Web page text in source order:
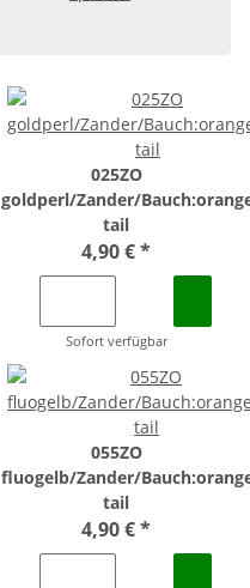
025ZO
goldperl/Zander/
tail
4,90 €*
Sofort verfügbar
055ZO
fluogelb/Zander/
tail
4,90 €*